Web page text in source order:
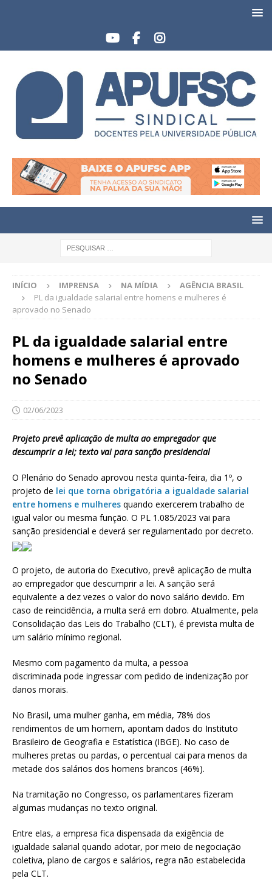
INÍCIO IMPRENSA NA MÍDIA
AGÊNCIA BRASIL
PL da igualdade salarial entre homens e mulheres é
aprovado no Senado
PL da igualdade salarial entre
homens e mulheres é aprovado
no Senado
02/06/2023
Projeto prevê aplicação de multa ao empregador que
descumprir a lei; texto vai para sanção presidencial
O Plenário do Senado aprovou nesta quinta-feira, dia 1º, o
projeto de lei que torna obrigatória a igualdade salarial
entre homens e mulheres quando exercerem trabalho de
igual valor ou mesma função. O PL 1.085/2023 vai para
sanção presidencial e deverá ser regulamentado por decreto.
O projeto, de autoria do Executivo, prevê aplicação de multa
ao empregador que descumprir a lei. A sanção será
equivalente a dez vezes o valor do novo salário devido. Em
caso de reincidência, a multa será em dobro. Atualmente, pela
Consolidação das Leis do Trabalho (CLT), é prevista multa de
um salário mínimo regional.
Mesmo com pagamento da multa, a pessoa
discriminada pode ingressar com pedido de indenização por
danos morais.
No Brasil, uma mulher ganha, em média, 78% dos
rendimentos de um homem, apontam dados do Instituto
Brasileiro de Geografia e Estatística (IBGE). No caso de
mulheres pretas ou pardas, o percentual cai para menos da
metade dos salários dos homens brancos (46%).
Na tramitação no Congresso, os parlamentares fizeram
algumas mudanças no texto original.
Entre elas, a empresa fica dispensada da exigência de
igualdade salarial quando adotar, por meio de negociação
coletiva, plano de cargos e salários, regra não estabelecida
pela CLT.